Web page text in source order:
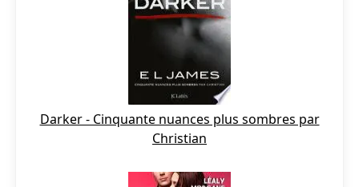
Darker - Cinquante nuances plus sombres par
Christian